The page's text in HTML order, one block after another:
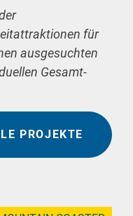
für
ausgesuchten
Gesamt-
PROJEKTE